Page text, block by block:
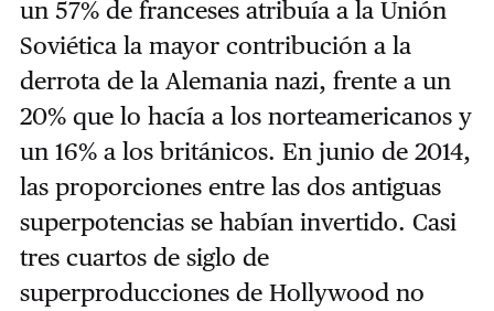
un 57% de franceses atribuía a la Unión
Soviética la mayor contribución a la
derrota de la Alemania nazi, frente a un
20% que lo hacía a los norteamericanos y
un 16% a los británicos. En junio de 2014,
las proporciones entre las dos antiguas
superpotencias se habían invertido. Casi
tres cuartos de siglo de
superproducciones de Hollywood no